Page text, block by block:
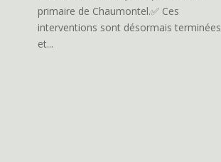
primaire de Chaumontel.✅ Ces
interventions sont désormais terminées
et...